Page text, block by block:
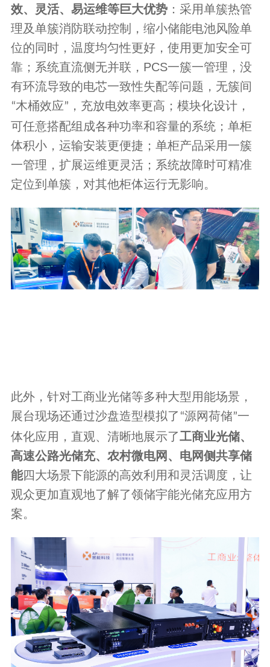
效、灵活、易运维等巨大优势：采用单簇热管
理及单簇消防联动控制，缩小储能电池风险单
位的同时，温度均匀性更好，使用更加安全可
靠；系统直流侧无并联， PCS一簇一管理，没
有环流导致的电芯一致性失配等问题，无簇间
“木桶效应” ，充放电效率更高；模块化设计，
可任意搭配组成各种功率和容量的系统；单柜
体积小，运输安装更便捷；单柜产品采用一簇
一管理，扩展运维更灵活；系统故障时可精准
定位到单簇，对其他柜体运行无影响。
此外，针对工商业光储等多种大型用能场景，
展台现场还通过沙盘造型模拟了 “源网荷储”一
体化应用，直观、清晰地展示了工商业光储、
高速公路光储充、农村微电网、电网侧共享储
能四大场景下能源的高效利用和灵活调度，让
观众更加直观地了解了领储宇能光储充应用方
案。